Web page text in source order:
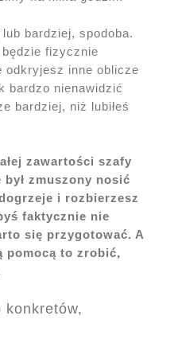
bardziej, spodoba.
fizycznie
odkryjesz inne oblicze
bardzo nienawidzić
bardziej, niż lubiłeś
zawartości szafy
był zmuszony nosić
i rozbierzesz
faktycznie nie
się przygotować. A
pomocą to zrobić,
konkretów,